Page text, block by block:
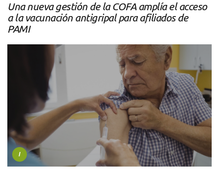
Una nueva gestión de la COFA amplía el acceso
a la vacunación antigripal para afiliados de
PAMI
I